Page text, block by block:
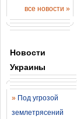
все новости »
Новости
Украины
» Под угрозой
землетрясений